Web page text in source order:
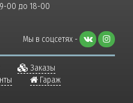
00 до 18-00
Мы в соцсетях -
Заказы
Гараж